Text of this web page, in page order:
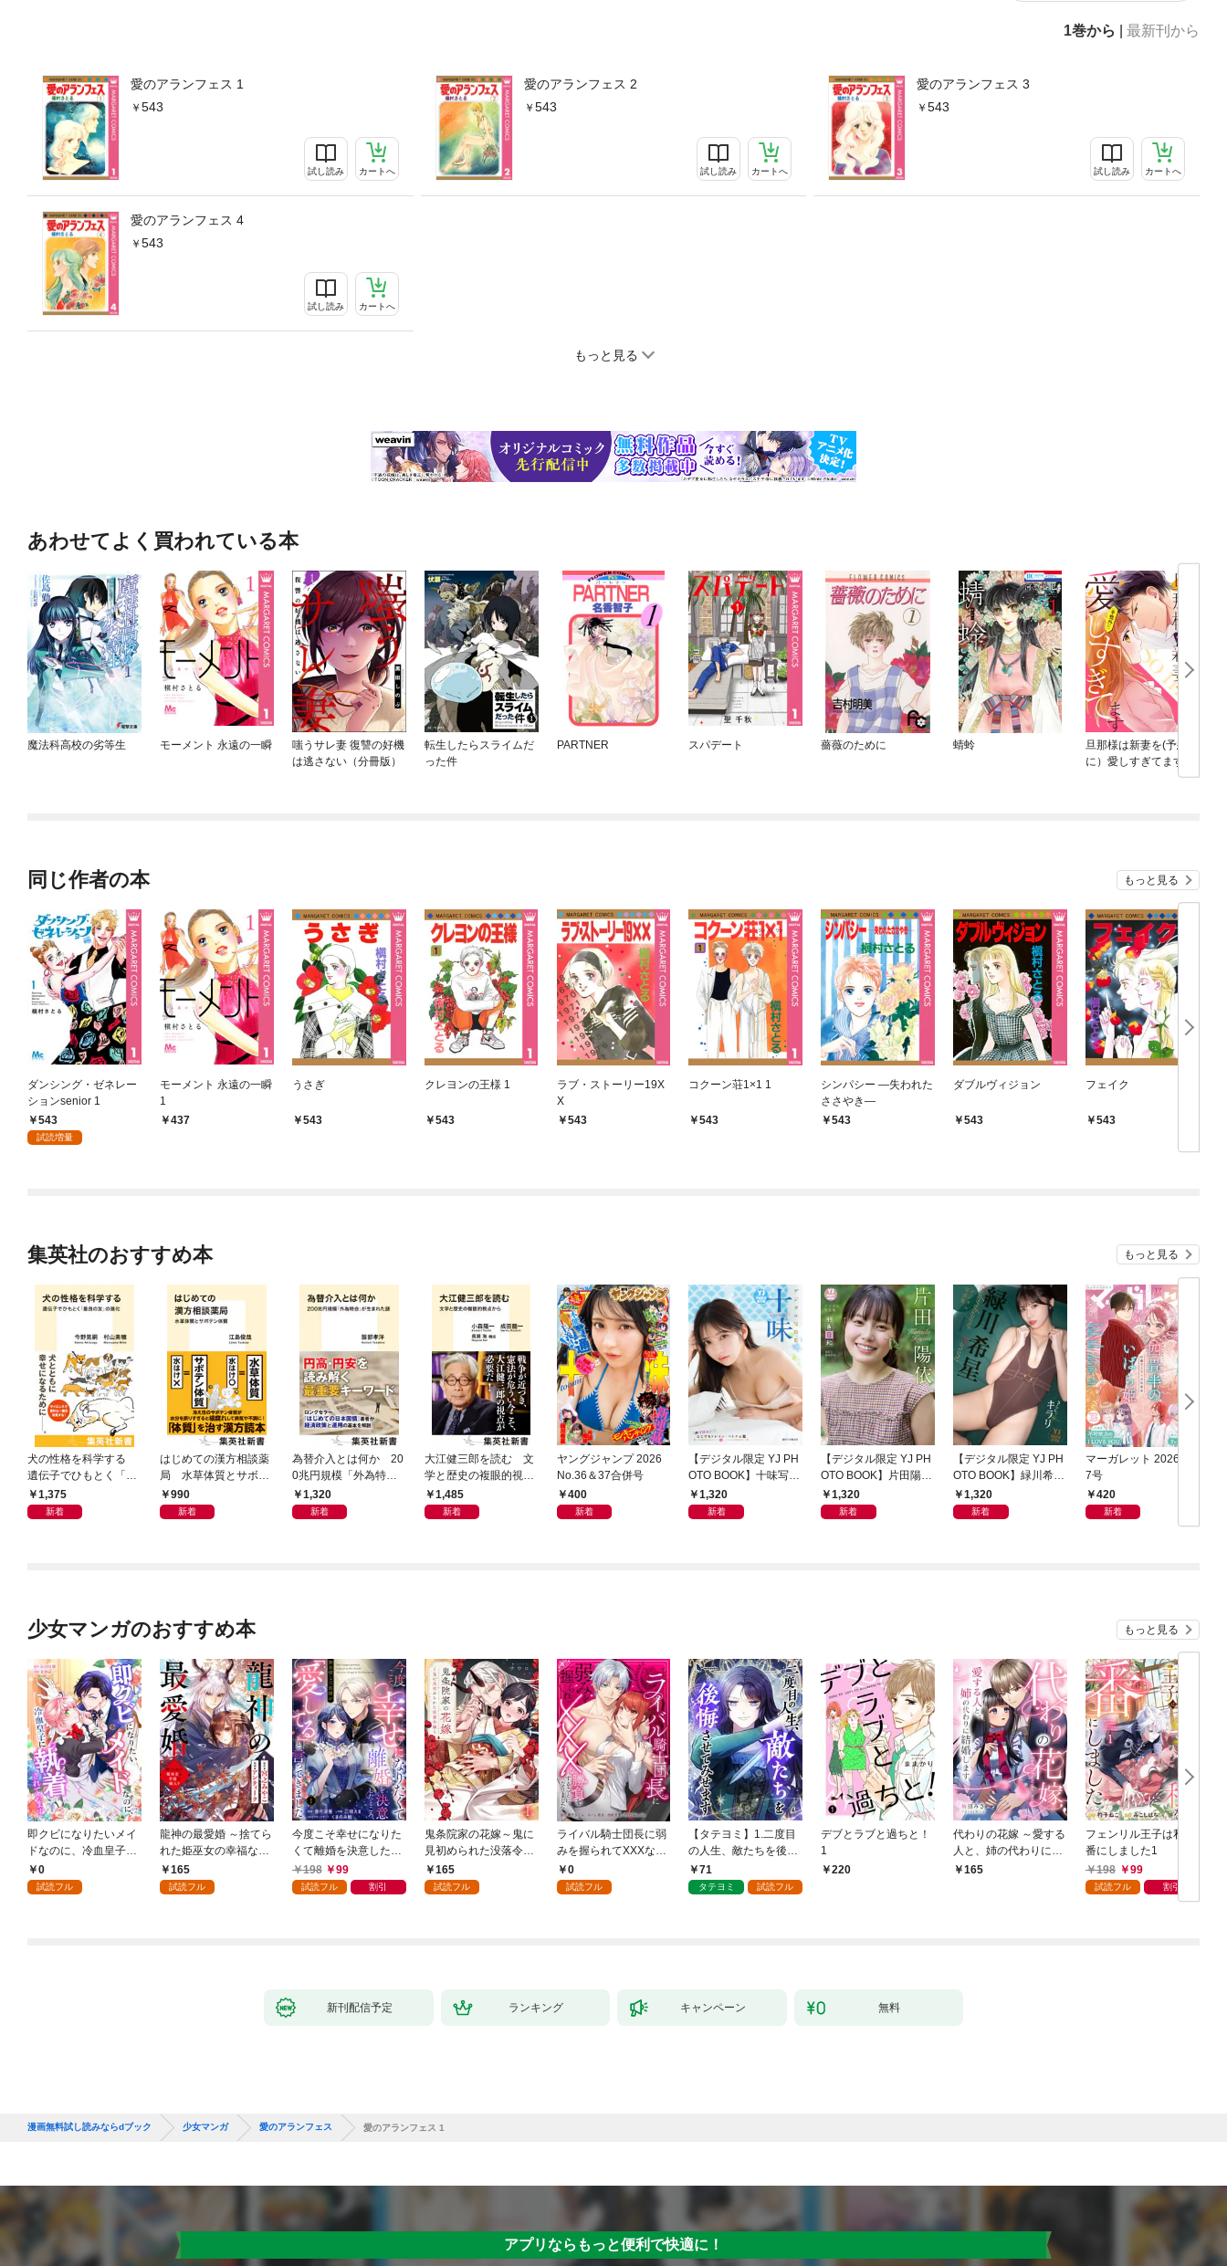
1巻から 最新刊から
愛のアランフェス 1
543
試し読み カートへ
愛のアランフェス 2
543
試し読み カートへ
愛のアランフェス 3
543
試し読み カートへ
愛のアランフェス 4
543
試し読み カートへ
もっと見る
あわせてよく買われている本
魔法科高校の劣等生 モーメント 永遠の一瞬
嗤うサレ妻 復讐の好機
は逃さない（分冊版）
転生したらスライムだ
った件
PARTNER スパデート 薔薇のために 蜻蛉
旦那様は新妻を(予想外
に）愛しすぎてます
同じ作者の本 もっと見る
ダンシング・ゼネレー
ションsenior 1
543
試読増量
モーメント 永遠の一瞬
1
437
うさぎ
543
クレヨンの王様 1
543
ラブ・ストーリー19X
X
543
コクーン荘1×1 1
543
シンパシー ―失われた
ささやき―
543
ダブルヴィジョン
543
フェイク
543
集英社のおすすめ本 もっと見る
犬の性格を科学する
遺伝子でひもとく「最
良の友」の進化
1,375
新着
はじめての漢方相談薬
局 水草体質とサボテ
ン体質
990
新着
為替介入とは何か 20
0兆円規模「外為特
会」が生まれた謎
1,320
新着
大江健三郎を読む 文
学と歴史の複眼的視点
から1,485
新着
ヤングジャンプ 2026
No.36＆37合併号
400
新着
【デジタル限定 YJ PH
OTO BOOK】十味写真
集「続・『ぽみ』！？
どこでもトレイン・ベ
1,320
新着
【デジタル限定 YJ PH
OTO BOOK】片田陽依
写真集「羽色日和」
1,320
新着
【デジタル限定 YJ PH
OTO BOOK】緑川希星
写真集「きらら、キラ
リ」
1,320
新着
マーガレット 2026年1
7号
420
新着
少女マンガのおすすめ本 もっと見る
即クビになりたいメイ
ドなのに、冷血皇子に
執着されています第1
話
0
試読フル
龍神の最愛婚 ～捨てら
れた姫巫女の幸福な嫁
入り～: 1
165
試読フル
今度こそ幸せになりた
くて離婚を決意したと
ころ、無表情な旦那様
が「愛してる」と言っ
198 99
試読フル 割引
鬼条院家の花嫁～鬼に
見初められた没落令嬢
～１165
試読フル
ライバル騎士団長に弱
みを握られてXXXな勝
負をすることになりま
した第1話
0
試読フル
【タテヨミ】1.二度目
の人生、敵たちを後悔
させてみせます
71
タテヨミ 試読フル
デブとラブと過ちと！
1
220
代わりの花嫁 ～愛する
人と、姉の代わりに結
婚します～ 1
165
フェンリル王子は私を
番にしました1
198
99
試読フル 割引
新刊配信予定 ランキング キャンペーン 無料
漫画無料試し読みならdブック 少女マンガ 愛のアランフェス 愛のアランフェス 1
アプリならもっと便利で快適に！